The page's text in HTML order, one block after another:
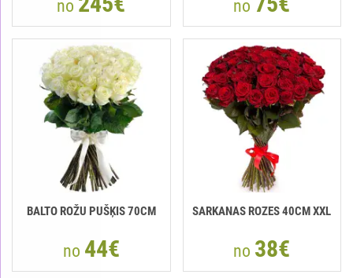
no no
BALTO ROŽU PUŠĶIS 70CM
no 44€
SARKANAS ROZES 40CM XXL
no 38€